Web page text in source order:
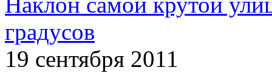
градусов
19 сентября 2011